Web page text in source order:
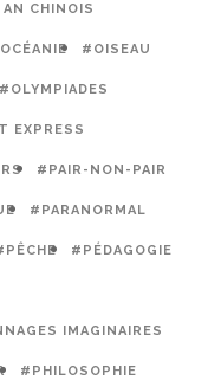
CHINOIS
#OISEAU
#OLYMPIADES
EXPRESS
#PAIR-NON-PAIR
#PARANORMAL
#PÉDAGOGIE
IMAGINAIRES
#PHILOSOPHIE